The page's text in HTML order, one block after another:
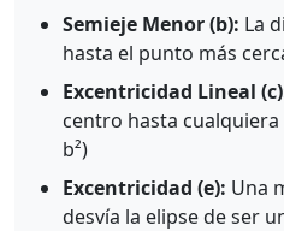
Semieje Menor (b): La
hasta el punto más
Excentricidad Lineal
centro hasta cualquiera
b²)
Excentricidad (e): Una
desvía la elipse de ser